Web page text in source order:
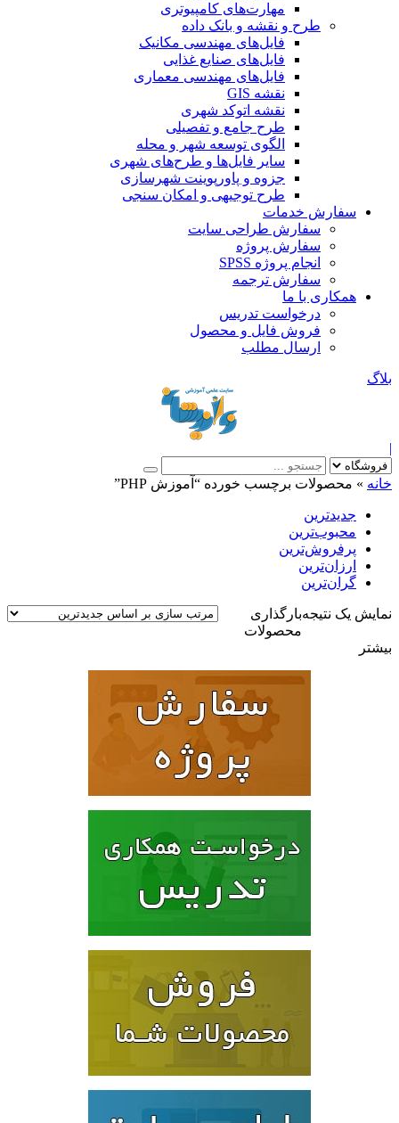
مهارت‌های کامپیوتری
طرح و نقشه و بانک داده
فایل‌های مهندسی مکانیک
فایل‌های صنایع غذایی
فایل‌های مهندسی معماری
نقشه GIS
نقشه اتوکد شهری
طرح جامع و تفصیلی
الگوی توسعه شهر و محله
سایر فایل‌ها و طرح‌های شهری
جزوه و پاورپوینت شهرسازی
طرح توجیهی و امکان سنجی
سفارش خدمات
سفارش طراحی سایت
سفارش پروژه
انجام پروژه SPSS
سفارش ترجمه
همکاری با ما
درخواست تدریس
فروش فایل و محصول
ارسال مطلب
بلاگ
|
خانه » محصولات برچسب خورده “آموزش PHP”
جدیدترین
محبوب‌ترین
پرفروش‌ترین
ارزان‌ترین
گران‌ترین
نمایش یک نتیجهبارگذاری
محصولات
بیشتر